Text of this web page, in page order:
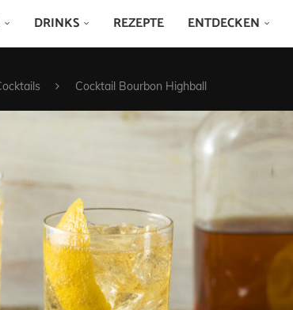
DRINKS REZEPTE ENTDECKEN
Cocktail Bourbon Highball